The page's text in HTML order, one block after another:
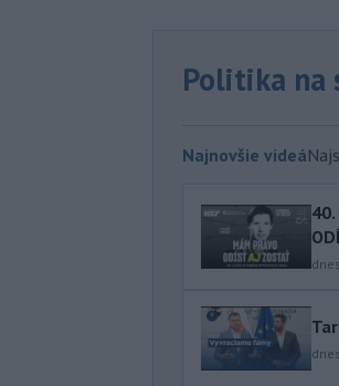
Politika na
Najnovšie videá